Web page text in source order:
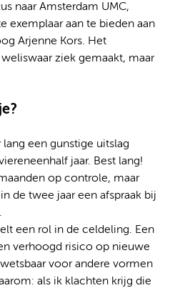
naar Amsterdam UMC,
exemplaar aan te bieden aan
Arjenne Kors. Het
ziek gemaakt, maar
een gunstige uitslag
jaar. Best lang!
op controle, maar
de twee jaar een afspraak bij
een rol in de celdeling. Een
verhoogd risico op nieuwe
voor andere vormen
als ik klachten krijg die